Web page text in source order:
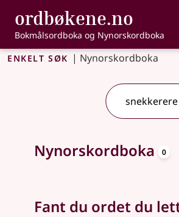
Gå til hovedinnhold
Tilgjengelighet
ordbøkene.no ,
Bokmålsordboka og Nynorskordboka
Enkelt søk | Nynorskordboka
Søkeforslag tilgjengelige
Nynorskordboka 0
Fant du ordet du